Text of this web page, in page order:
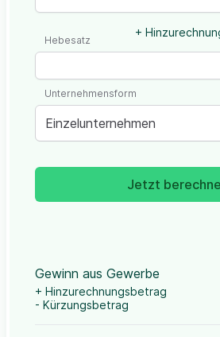
+
Hebesatz
Einzelunternehmen
Unternehmensform
Jetzt
Gewinn aus Gewerbe
+ Hinzurechnungsbetrag
- Kürzungsbetrag